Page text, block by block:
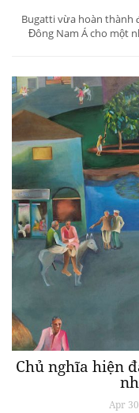
Bugatti vừa hoàn thành
Đông Nam Á cho một
Chủ nghĩa hiện
Apr